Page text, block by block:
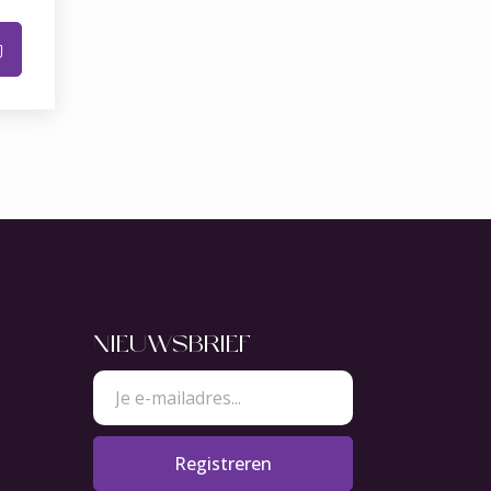
NIEUWSBRIEF
Registreren